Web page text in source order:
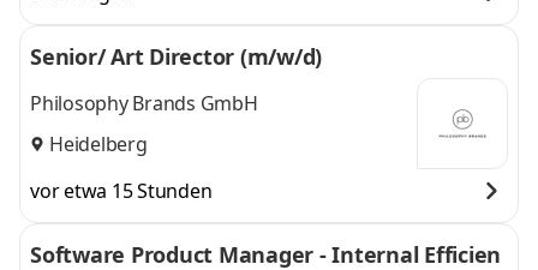
Senior/ Art Director (m/w/d)
Philosophy Brands GmbH
Heidelberg
vor etwa 15 Stunden
Software Product Manager - Internal Efficien